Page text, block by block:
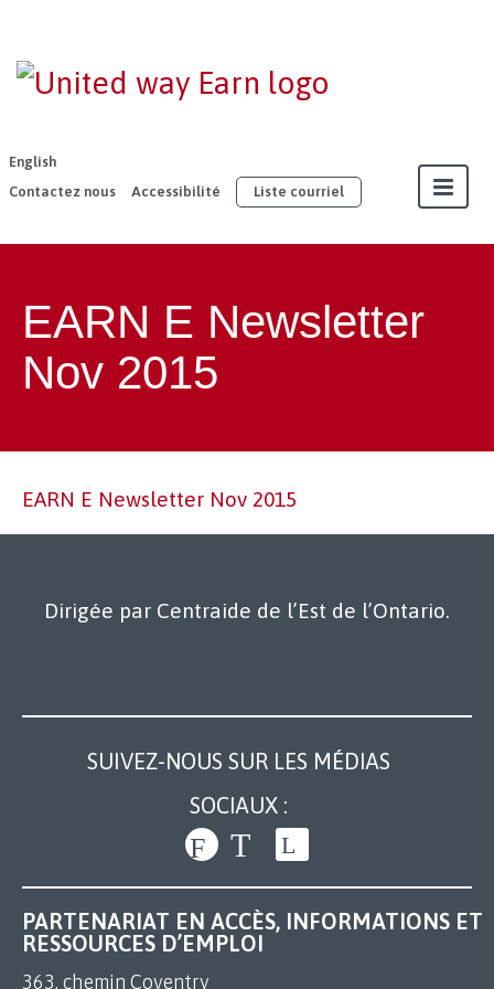
Ontario
English
Contactez nous
Accessibilité Liste courriel
Nos membres
Adhésion
EARN E Newsletter
Nov 2015
EARN E Newsletter Nov 2015
Dirigée par Centraide de l’Est de l’Ontario.
SUIVEZ-NOUS SUR LES MÉDIAS
SOCIAUX :
PARTENARIAT EN ACCÈS, INFORMATIONS ET
RESSOURCES D’EMPLOI
363, chemin Coventry